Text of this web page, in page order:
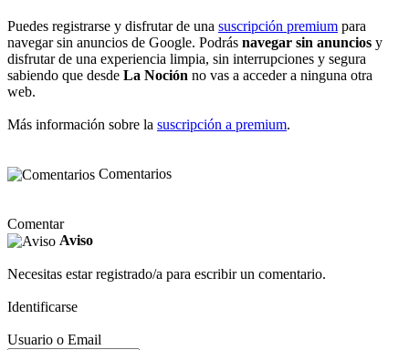
Puedes registrarse y disfrutar de una suscripción premium para
navegar sin anuncios de Google. Podrás navegar sin anuncios y
disfrutar de una experiencia limpia, sin interrupciones y segura
sabiendo que desde La Noción no vas a acceder a ninguna otra
web.
Más información sobre la suscripción a premium.
Comentarios
Comentar
Aviso
Necesitas estar registrado/a para escribir un comentario.
Identificarse
Usuario o Email